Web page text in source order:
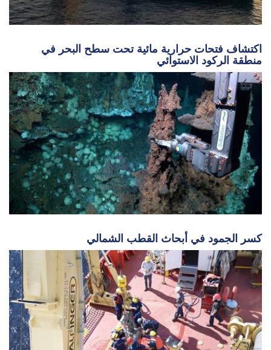
اكتشاف فتحات حرارية مائية تحت سطح البحر في
منطقة الركود الاستوائي
كسر الجمود في أبحاث القطب الشمالي